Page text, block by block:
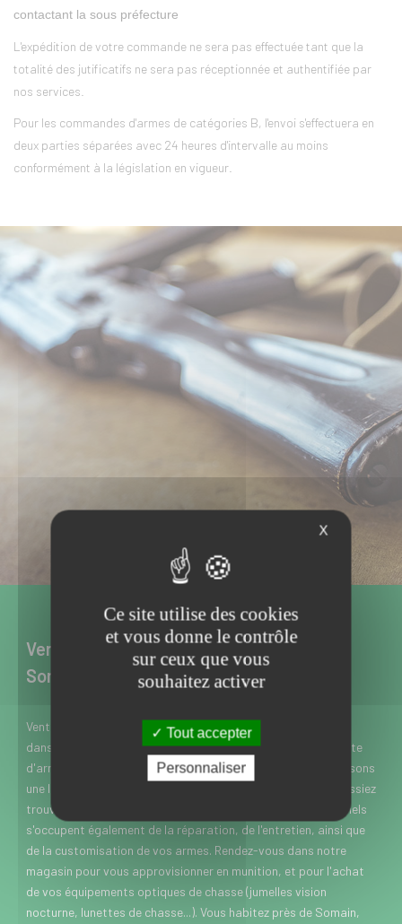
contactant la sous préfecture
L'expédition de votre commande ne sera pas effectuée tant que la
totalité des jutificatifs ne sera pas réceptionnée et authentifiée par
nos services.
Pour les commandes d'armes de catégories B, l'envoi s'effectuera en
deux parties séparées avec 24 heures d'intervalle au moins
conformément à la législation en vigueur.
Vente d’armes neuves et d’occasion à
Somain dans le Nord
Vente d’armes neuves et d’occasion à Somain près de Douai
dans le Nord, l’Armurerie Meresse est spécialisée dans la vente
d'armes de chasse, de loisir et de défense. Nous vous proposons
une large gamme de marques et modèles, pour que vous puissiez
trouver rapidement chaussure à votre pied. Nos professionnels
s'occupent également de la réparation, de l'entretien, ainsi que
de la customisation de vos armes. Rendez-vous dans notre
magasin pour vous approvisionner en munition, et pour l'achat
de vos équipements optiques de chasse (jumelles vision
nocturne, lunettes de chasse...). Vous habitez près de Somain,
X
Ce site utilise des cookies
et vous donne le contrôle
sur ceux que vous
souhaitez activer
Tout accepter
Personnaliser